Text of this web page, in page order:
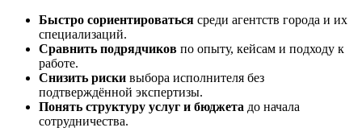
Быстро сориентироваться среди агентств города и их
специализаций.
Сравнить подрядчиков по опыту, кейсам и подходу к
работе.
Снизить риски выбора исполнителя без
подтверждённой экспертизы.
Понять структуру услуг и бюджета до начала
сотрудничества.